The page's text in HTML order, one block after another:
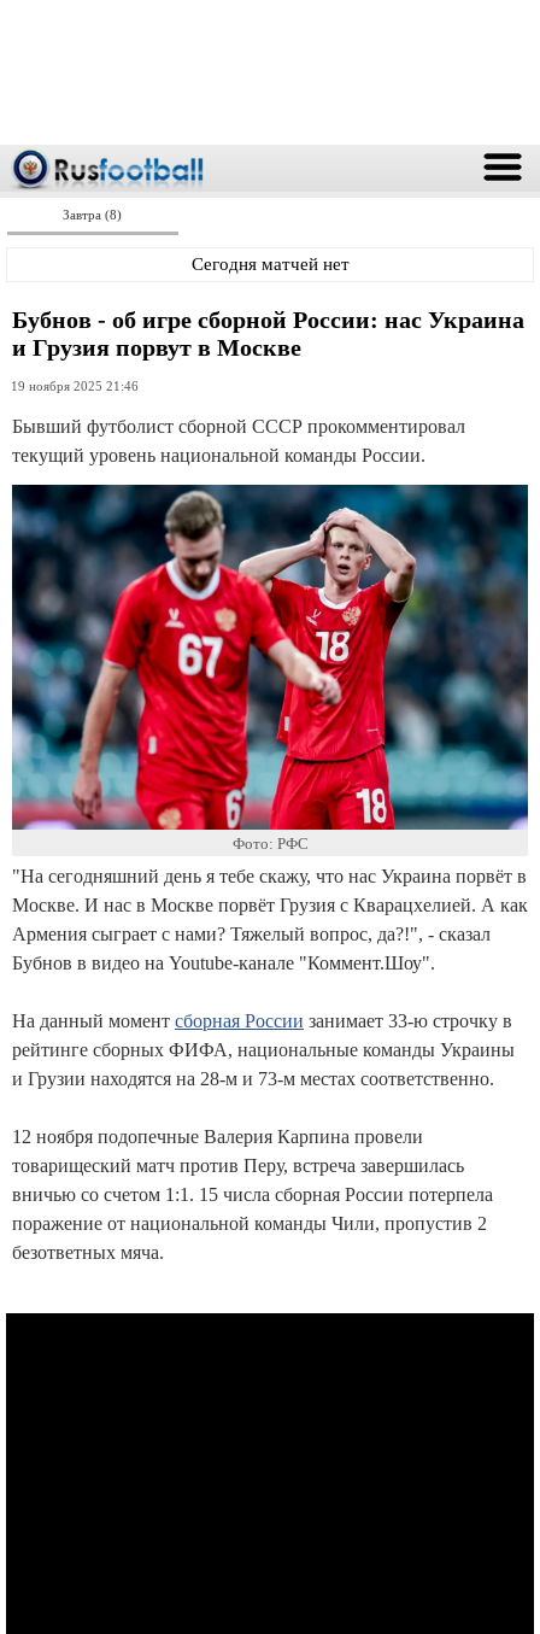
Завтра (8)
Сегодня матчей нет
Бубнов - об игре сборной России: нас Украина
и Грузия порвут в Москве
19 ноября 2025 21:46
Бывший футболист сборной СССР прокомментировал
текущий уровень национальной команды России.
Фото: РФС
"На сегодняшний день я тебе скажу, что нас Украина порвёт в
Москве. И нас в Москве порвёт Грузия c Кварацхелией. А как
Армения сыграет с нами? Тяжелый вопрос, да?!", - сказал
Бубнов в видео на Youtube-канале "Коммент.Шоу".
На данный момент сборная России занимает 33-ю строчку в
рейтинге сборных ФИФА, национальные команды Украины
и Грузии находятся на 28-м и 73-м местах соответственно.
12 ноября подопечные Валерия Карпина провели
товарищеский матч против Перу, встреча завершилась
вничью со счетом 1:1. 15 числа сборная России потерпела
поражение от национальной команды Чили, пропустив 2
безответных мяча.